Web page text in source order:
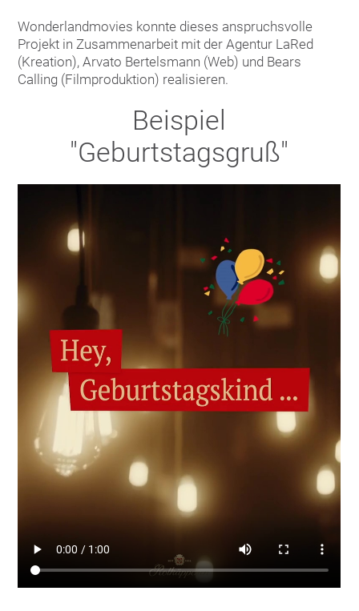
Wonderlandmovies konnte dieses anspruchsvolle
Projekt in Zusammenarbeit mit der Agentur LaRed
(Kreation), Arvato Bertelsmann (Web) und Bears
Calling (Filmproduktion) realisieren.
Beispiel
"Geburtstagsgruß"